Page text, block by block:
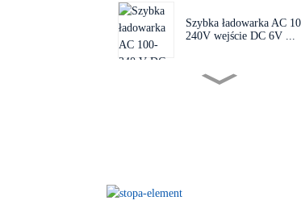
Szybka ładowarka AC
240V wejście DC 6V ...